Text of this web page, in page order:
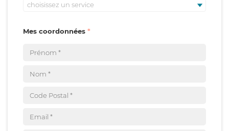
choisissez un service
Mes coordonnées